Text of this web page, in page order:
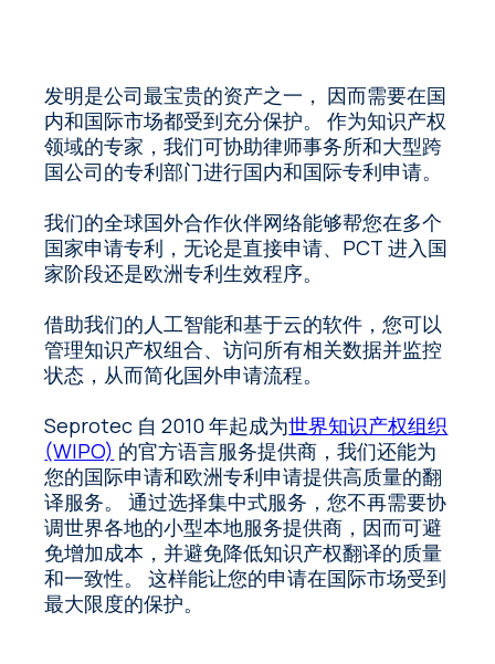
发明是公司最宝贵的资产之一， 因而需要在国
内和国际市场都受到充分保护。 作为知识产权
领域的专家，我们可协助律师事务所和大型跨
国公司的专利部门进行国内和国际专利申请。
我们的全球国外合作伙伴网络能够帮您在多个
国家申请专利，无论是直接申请、PCT 进入国
家阶段还是欧洲专利生效程序。
借助我们的人工智能和基于云的软件，您可以
管理知识产权组合、访问所有相关数据并监控
状态，从而简化国外申请流程。
Seprotec 自 2010 年起成为世界知识产权组织
(WIPO) 的官方语言服务提供商，我们还能为
您的国际申请和欧洲专利申请提供高质量的翻
译服务。 通过选择集中式服务，您不再需要协
调世界各地的小型本地服务提供商，因而可避
免增加成本，并避免降低知识产权翻译的质量
和一致性。 这样能让您的申请在国际市场受到
最大限度的保护。